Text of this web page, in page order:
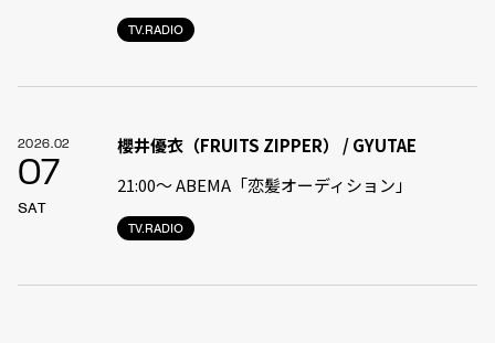
TV.RADIO
2026.02
07
SAT
TV.RADIO
櫻井優衣（FRUITS ZIPPER） / GYUTAE
21:00〜 ABEMA「恋髪オーディション」